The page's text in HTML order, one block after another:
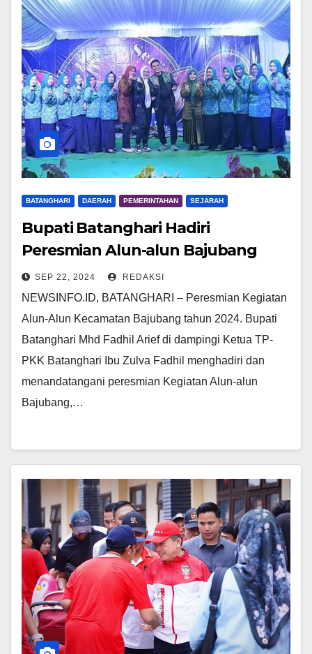
BATANGHARI DAERAH PEMERINTAHAN SEJARAH
Bupati Batanghari Hadiri
Peresmian Alun-alun Bajubang
SEP 22, 2024 REDAKSI
NEWSINFO.ID, BATANGHARI – Peresmian Kegiatan
Alun-Alun Kecamatan Bajubang tahun 2024. Bupati
Batanghari Mhd Fadhil Arief di dampingi Ketua TP-
PKK Batanghari Ibu Zulva Fadhil menghadiri dan
menandatangani peresmian Kegiatan Alun-alun
Bajubang,…